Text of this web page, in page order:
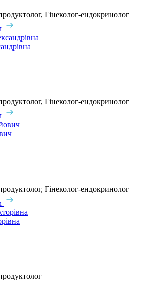
Гінеколог-ендокринолог
Гінеколог-ендокринолог
Гінеколог-ендокринолог